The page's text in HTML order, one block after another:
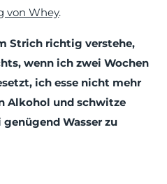
von Whey.
Strich richtig verstehe,
wenn ich zwei Wochen
ich esse nicht mehr
Alkohol und schwitze
Wasser zu